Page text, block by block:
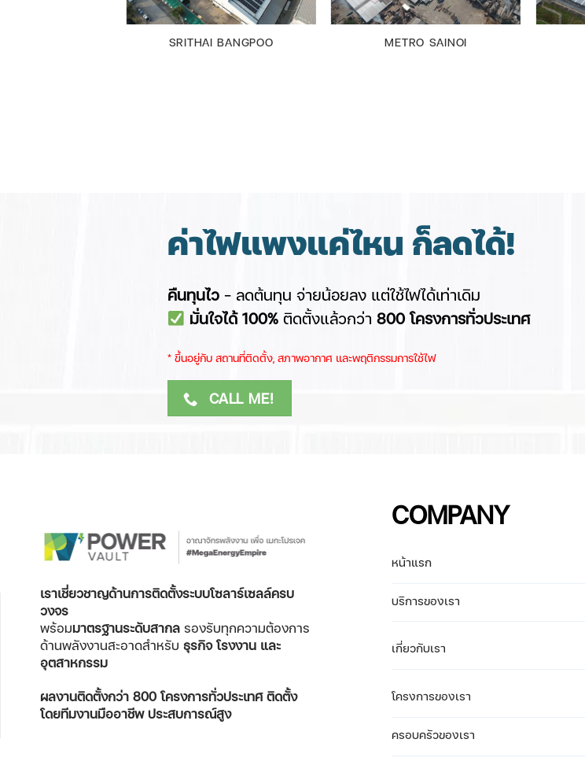
SRITHAI BANGPOO METRO SAINOI
ค่าไฟแพงแค่ไหน ก็ลดได้!
คืนทุนไว – ลดต้นทุน จ่ายน้อยลง แต่ใช้ไฟได้เท่าเดิม
มั่นใจได้ 100%ติดตั้งแล้วกว่า 800 โครงการทั่วประเทศ
​* ขึ้นอยู่กับ สถานที่ติดตั้ง, สภาพอากาศ ​และพฤติกรรมการใช้ไฟ
CALL ME!
เราเชี่ยวชาญด้านการติดตั้งระบบโซลาร์เซลล์ครบ
วงจร
พร้อมมาตรฐานระดับสากล รองรับทุกความต้องการ
ด้านพลังงานสะอาดสำหรับ ธุรกิจ โรงงาน และ
อุตสาหกรรม
ผลงานติดตั้งกว่า 800 โครงการทั่วประเทศติดตั้ง
โดยทีมงานมืออาชีพ ประสบการณ์สูง
COMPANY
หน้าแรก
บริการของเรา
เกี่ยวกับเรา
โครงการของเรา
ครอบครัวของเรา